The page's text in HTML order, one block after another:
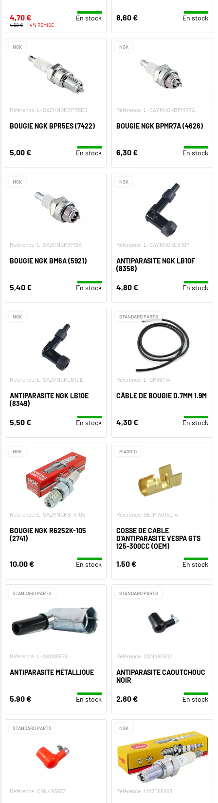
4,70 € En stock
4,90 € -4% REMISE
8,60 € En stock
NGK
Référence: L-SAZKNGKBPR5ES
BOUGIE NGK BPR5ES (7422)
5,00 € En stock
NGK
Référence: L-SAZKNGKBPMR7A
BOUGIE NGK BPMR7A (4626)
6,30 € En stock
NGK
Référence: L-SAZKNGKBM6A
BOUGIE NGK BM6A (5921)
5,40 € En stock
NGK
Référence: L-SAZKNGKLB10F
ANTIPARASITE NGK LB10F
(8358)
4,80 € En stock
NGK
Référence: L-SAZKNGKLB10E
ANTIPARASITE NGK LB10E
(8349)
5,50 € En stock
STANDARD PARTS
Référence: L-SP88714
CÂBLE DE BOUGIE D.7MM 1.9M
4,30 € En stock
NGK
Référence: L-SAZKNGKB-K105
BOUGIE NGK R6252K-105
(2741)
10,00 € En stock
PIAGGIO
Référence: OE-PIA015014
COSSE DE CÂBLE
D'ANTIPARASITE VESPA GTS
125-300CC (OEM)
1,50 € En stock
STANDARD PARTS
Référence: L-SA088579
ANTIPARASITE MÉTALLIQUE
5,90 € En stock
STANDARD PARTS
Référence: CGN493932
ANTIPARASITE CAOUTCHOUC
NOIR
2,80 € En stock
STANDARD PARTS
Référence: CGN493933
NGK
Référence: LM7085863